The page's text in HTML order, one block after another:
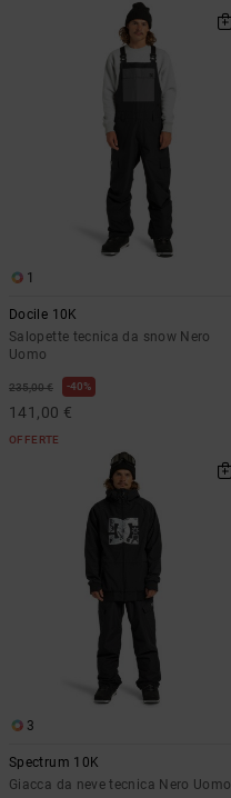
1
Docile 10K
Salopette tecnica da snow Nero
Uomo
235,00 € 40%
141,00 €
OFFERTE
3
Spectrum 10K
Giacca da neve tecnica Nero Uomo